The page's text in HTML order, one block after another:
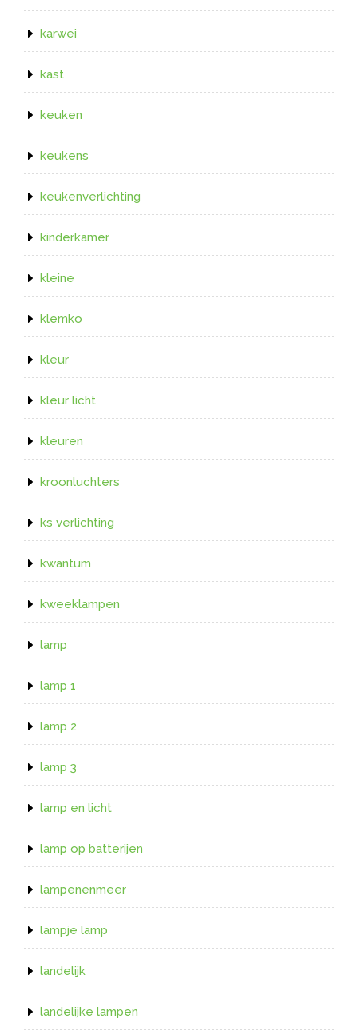
karwei
kast
keuken
keukens
keukenverlichting
kinderkamer
kleine
klemko
kleur
kleur licht
kleuren
kroonluchters
ks verlichting
kwantum
kweeklampen
lamp
lamp 1
lamp 2
lamp 3
lamp en licht
lamp op batterijen
lampenenmeer
lampje lamp
landelijk
landelijke lampen